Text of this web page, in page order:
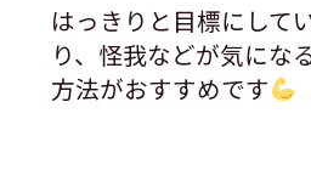
はっきりと目標にして
り、怪我などが気にな
方法がおすすめです